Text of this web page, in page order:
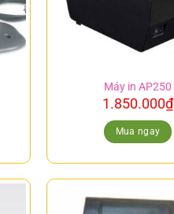
Máy in AP250
1.850.000₫
Mua ngay